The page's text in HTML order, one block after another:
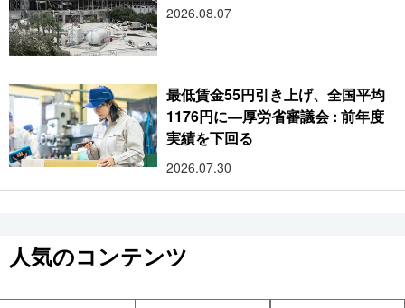
2026.08.07
最低賃金55円引き上げ、全国平均
1176円に―厚労省審議会 : 前年度
実績を下回る
2026.07.30
人気のコンテンツ